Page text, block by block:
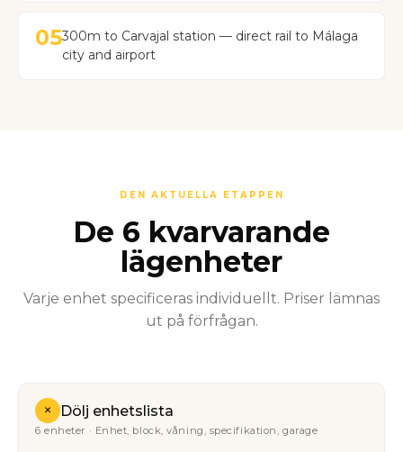
05300m to Carvajal station — direct rail to Málaga
city and airport
DEN AKTUELLA ETAPPEN
De 6 kvarvarande
lägenheter
Varje enhet specificeras individuellt. Priser lämnas
ut på förfrågan.
+ Dölj enhetslista
6 enheter · Enhet, block, våning, specifikation, garage